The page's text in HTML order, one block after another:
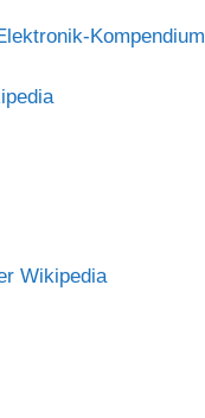
Kompendium
Wikipedia